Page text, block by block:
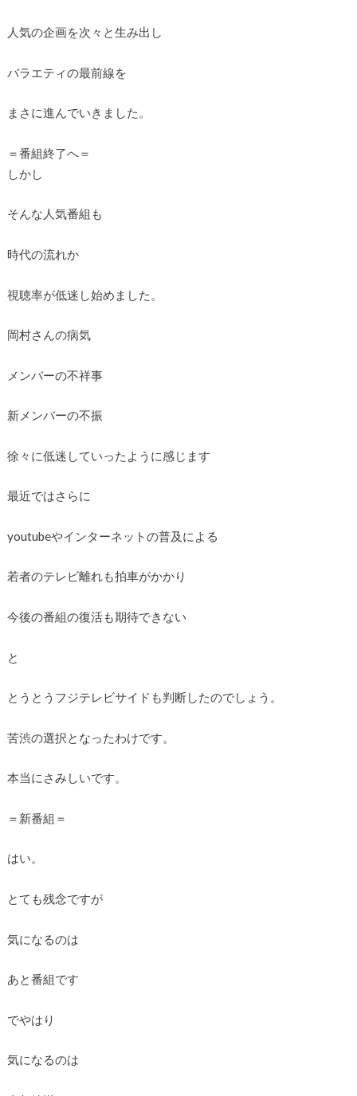
人気の企画を次々と生み出し
バラエティの最前線を
まさに進んでいきました。
＝番組終了へ＝
しかし
そんな人気番組も
時代の流れか
視聴率が低迷し始めました。
岡村さんの病気
メンバーの不祥事
新メンバーの不振
徐々に低迷していったように感じます
最近ではさらに
youtubeやインターネットの普及による
若者のテレビ離れも拍車がかかり
今後の番組の復活も期待できない
と
とうとうフジテレビサイドも判断したのでしょう。
苦渋の選択となったわけです。
本当にさみしいです。
＝新番組＝
はい。
とても残念ですが
気になるのは
あと番組です
でやはり
気になるのは